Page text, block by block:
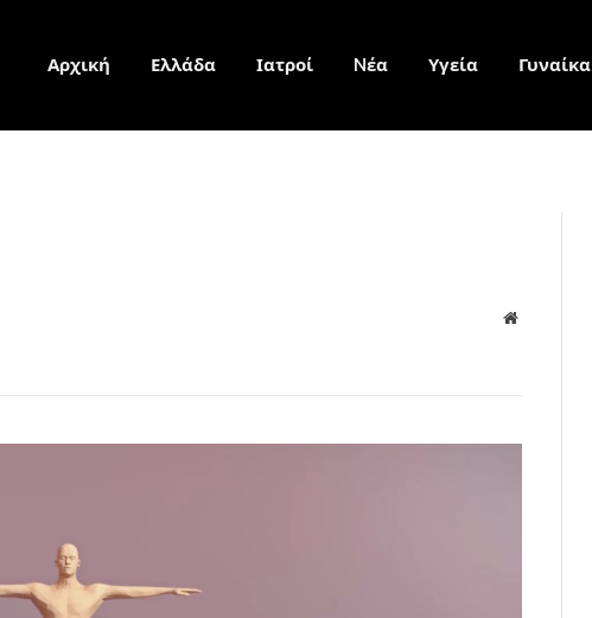
Αρχική Ελλάδα Ιατροί Nέα Υγεία Γυναίκα
Website